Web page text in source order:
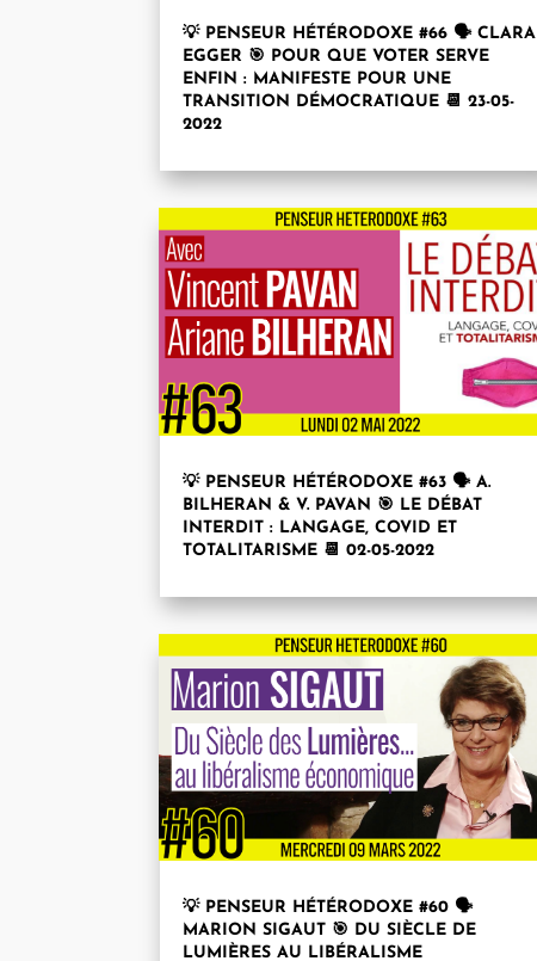
💡 PENSEUR HÉTÉRODOXE #66 🗣 CLARA
EGGER 🎯 POUR QUE VOTER SERVE
ENFIN : MANIFESTE POUR UNE
TRANSITION DÉMOCRATIQUE 📆 23-05-
2022
💡 PENSEUR HÉTÉRODOXE #63 🗣 A.
BILHERAN & V. PAVAN 🎯 LE DÉBAT
INTERDIT : LANGAGE, COVID ET
TOTALITARISME 📆 02-05-2022
💡 PENSEUR HÉTÉRODOXE #60 🗣
MARION SIGAUT 🎯 DU SIÈCLE DE
LUMIÈRES AU LIBÉRALISME